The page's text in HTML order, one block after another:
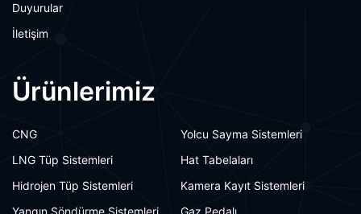
Duyurular
İletişim
Ürünlerimiz
CNG
Yolcu Sayma Sistemleri
LNG Tüp Sistemleri
Hat Tabelaları
Hidrojen Tüp Sistemleri
Kamera Kayıt Sistemleri
Yangın Söndürme Sistemleri
Gaz Pedalı